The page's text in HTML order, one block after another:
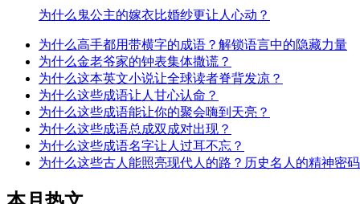
为什么鬼公主的嫁衣比婚纱更让人心动？
为什么高手都用带横字的成语？解锁语言中的隐藏力量
为什么金老爷家的钟表集体撒谎？
为什么这本英文小说让全球读者脊背发凉？
为什么这些成语让人甘心认命？
为什么这些成语能让你的聚会嗨到天亮？
为什么这些成语总成双成对出现？
为什么这些成语名字让人过耳不忘？
为什么这些古人能照亮现代人的路？历史名人的精神密